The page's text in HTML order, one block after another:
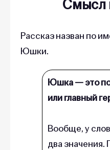
Смысл
Рассказ назван по
Юшки.
Юшка — это
или главный
Вообще, у
два